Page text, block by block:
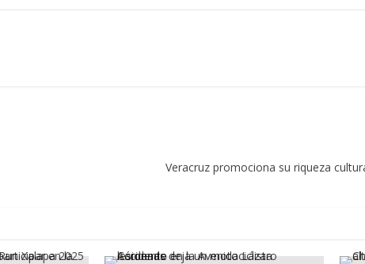
Veracruz promociona su riqueza